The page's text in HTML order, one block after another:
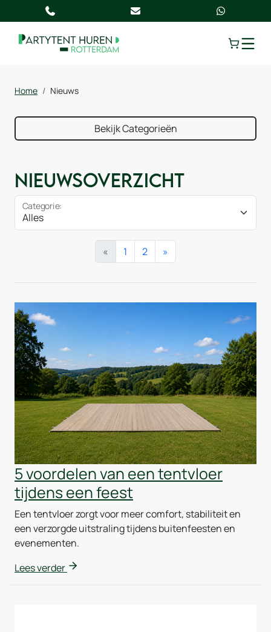
Home Nieuws
Bekijk Categorieën
Nieuwsoverzicht
Categorie:
« 1 2 »
5 voordelen van een tentvloer
tijdens een feest
Een tentvloer zorgt voor meer comfort, stabiliteit en
een verzorgde uitstraling tijdens buitenfeesten en
evenementen.
Lees verder